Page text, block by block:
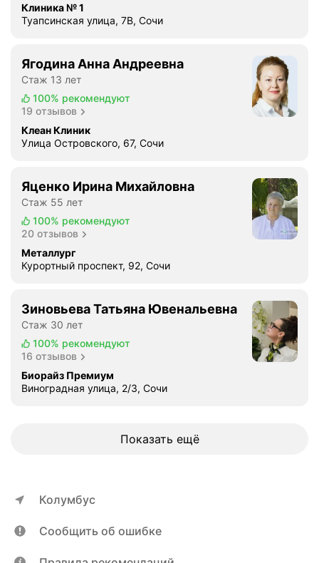
Клиника № 1
Туапсинская улица, 7В, Сочи
Ягодина Анна Андреевна
Стаж 13 лет
100% рекомендуют
19 отзывов
Клеан Клиник
Улица Островского, 67, Сочи
Яценко Ирина Михайловна
Стаж 55 лет
100% рекомендуют
20 отзывов
Металлург
Курортный проспект, 92, Сочи
Зиновьева Татьяна Ювенальевна
Стаж 30 лет
100% рекомендуют
16 отзывов
Биорайз Премиум
Виноградная улица, 2/3, Сочи
Показать ещё
Колумбус
Сообщить об ошибке